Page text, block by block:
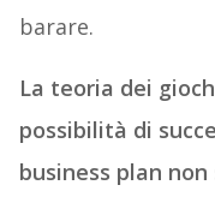
barare.
La teoria dei
possibilità di
business plan